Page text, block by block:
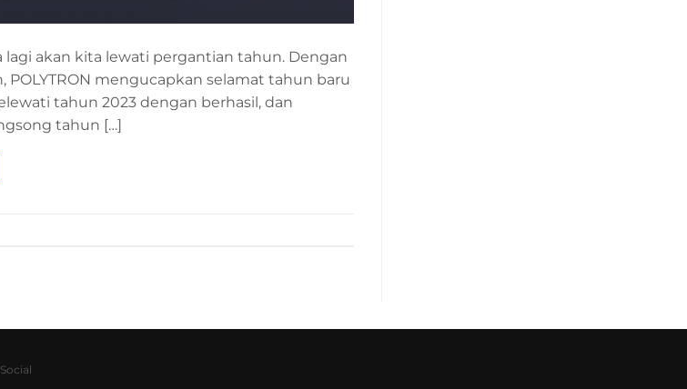
lagi akan kita lewati pergantian tahun. Dengan
mengucapkan selamat tahun baru
tahun 2023 dengan berhasil, dan
tahun […]